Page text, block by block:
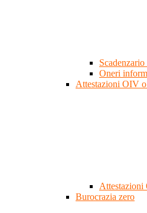
Oneri
Attestazioni OIV o
Attestazioni
Burocrazia zero